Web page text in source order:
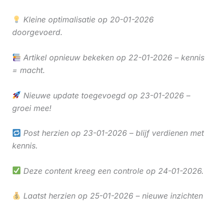
Kleine optimalisatie op 20-01-2026
doorgevoerd.
Artikel opnieuw bekeken op 22-01-2026 – kennis
= macht.
Nieuwe update toegevoegd op 23-01-2026 –
groei mee!
Post herzien op 23-01-2026 – blijf verdienen met
kennis.
Deze content kreeg een controle op 24-01-2026.
Laatst herzien op 25-01-2026 – nieuwe inzichten